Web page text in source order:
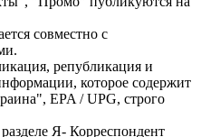
совместно с
републикация и
которое содержит
EPA / UPG, строго
Я- Корреспондент